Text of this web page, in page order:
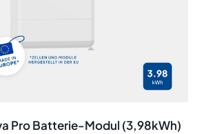
Pro Batterie-Modul (3,98kWh)